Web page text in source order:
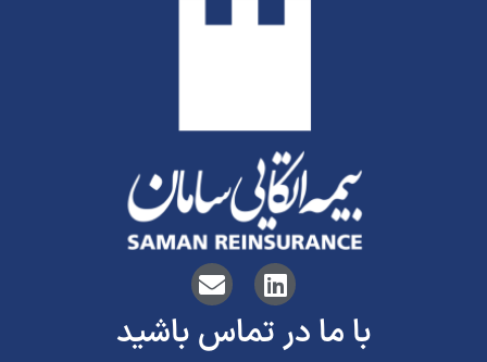
با ما در تماس باشید